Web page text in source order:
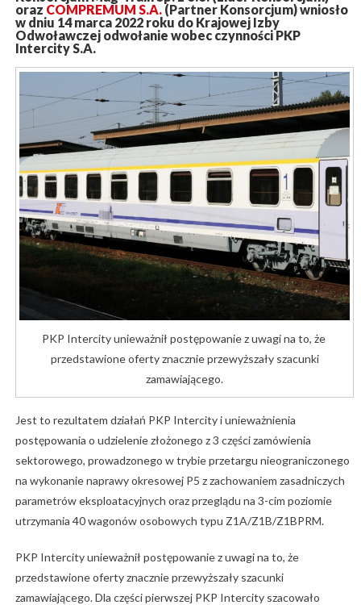
oraz COMPREMUM S.A.(Partner Konsorcjum) wniosło
w dniu 14 marca 2022 roku do Krajowej Izby
Odwoławczej odwołanie wobec czynności PKP
Intercity S.A.
PKP Intercity unieważnił postępowanie z uwagi na to, że
przedstawione oferty znacznie przewyższały szacunki
zamawiającego.
Jest to rezultatem działań PKP Intercity i unieważnienia
postępowania o udzielenie złożonego z 3 części zamówienia
sektorowego, prowadzonego w trybie przetargu nieograniczonego
na wykonanie naprawy okresowej P5 z zachowaniem zasadniczych
parametrów eksploatacyjnych oraz przeglądu na 3-cim poziomie
utrzymania 40 wagonów osobowych typu Z1A/Z1B/Z1BPRM.
PKP Intercity unieważnił postępowanie z uwagi na to, że
przedstawione oferty znacznie przewyższały szacunki
zamawiającego. Dla części pierwszej PKP Intercity szacowało